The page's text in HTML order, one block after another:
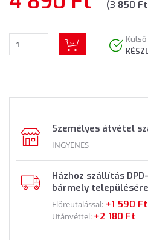
(3 850
Külső
Személyes átvétel
INGYENES
Házhoz szállítás
bármely településére
Előreutalással: +1 590 Ft
Utánvéttel: +2 180 Ft